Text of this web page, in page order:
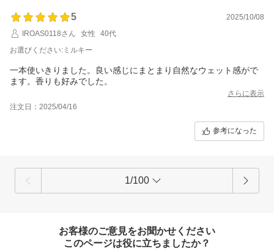
5
2025/10/08
IROAS0118さん
女性
40代
お選びください:ミルキー
一本使いきりました。良い感じにまとまり自然なウェット感がで
ます。香りも好みでした。
さらに表示
注文日：2025/04/16
参考になった
1/100
お客様のご意見をお聞かせください
このページは役に立ちましたか？